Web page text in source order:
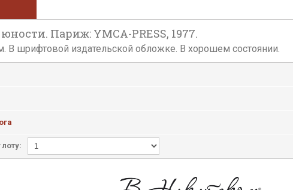
Париж: YMCA-PRESS, 1977.
В шрифтовой издательской обложке. В хорошем состоянии.